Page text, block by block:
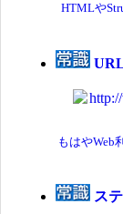
HTMLや
もはやWeb
ス